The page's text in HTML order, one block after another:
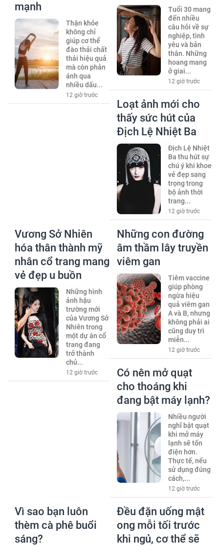
mạnh
Thận khỏe
không chỉ
giúp cơ thể
đào thải chất
thải hiệu quả
mà còn phản
ánh qua
nhiều dấu...
12 giờ trước
Tuổi 30 mang
đến nhiều
câu hỏi về sự
nghiệp, tình
yêu và bản
thân. Những
hoang mang
ở giai...
12 giờ trước
Loạt ảnh mới cho
thấy sức hút của
Địch Lệ Nhiệt Ba
Địch Lệ Nhiệt
Ba thu hút sự
chú ý khi khoe
vẻ đẹp sang
trọng trong
bộ ảnh thời
trang...
12 giờ trước
Vương Sở Nhiên
hóa thân thành mỹ
nhân cổ trang mang
vẻ đẹp u buồn
Những hình
ảnh hậu
trường mới
của Vương Sở
Nhiên trong
một dự án cổ
trang đang
trở thành
chủ...
12 giờ trước
Những con đường
âm thầm lây truyền
viêm gan
Tiêm vaccine
giúp phòng
ngừa hiệu
quả viêm gan
A và B, nhưng
không phải ai
cũng duy trì
miễn...
12 giờ trước
Có nên mở quạt
cho thoáng khi
đang bật máy lạnh?
Nhiều người
nghĩ bật quạt
khi mở máy
lạnh sẽ tốn
điện hơn.
Thực tế, nếu
sử dụng đúng
cách,...
12 giờ trước
Vì sao bạn luôn
thèm cà phê buổi
sáng?
Đều đặn uống mật
ong mỗi tối trước
khi ngủ, cơ thể sẽ